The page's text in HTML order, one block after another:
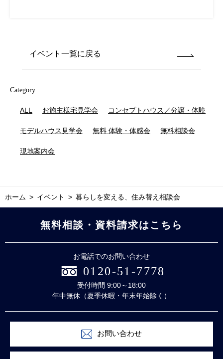
イベント一覧に戻る
Category
ALL お施主様宅見学会 コンセプトハウス／分譲・体験
モデルハウス見学会 無料 体験・体感会 無料相談会
現地案内会
ホーム イベント 暮らしを変える、住み替え相談会
無料相談・資料請求はこちら
お電話でのお問い合わせ
0120-51-7778
受付時間 9:00～18:00
年中無休（夏季休暇・年末年始除く）
お問い合わせ